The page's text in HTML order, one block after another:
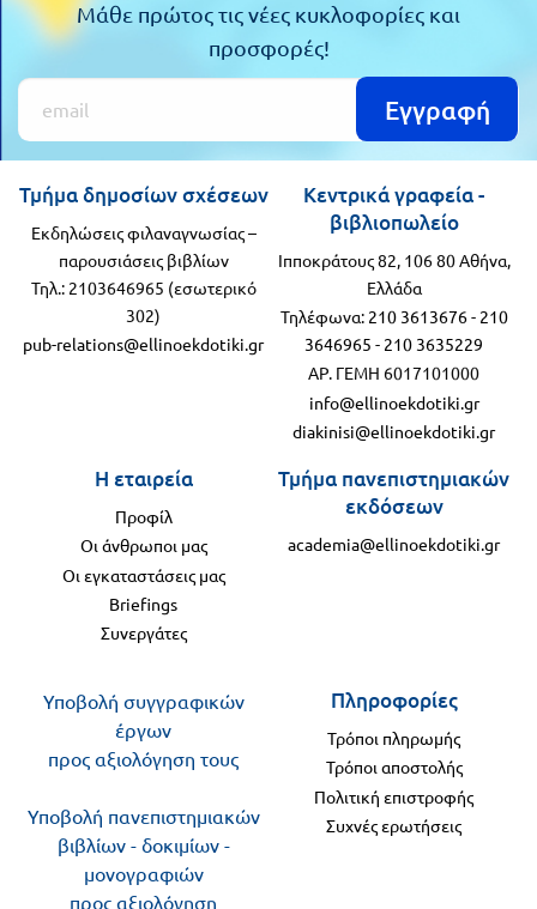
Μάθε πρώτος τις νέες κυκλοφορίες και
προσφορές!
Εγγραφή
Κεντρικά γραφεία -
βιβλιοπωλείο
Ιπποκράτους 82, 106 80 Αθήνα,
Ελλάδα
Τηλέφωνα: 210 3613676- 210
3646965 - 210 3635229
ΑΡ. ΓΕΜΗ 6017101000
info@ellinoekdotiki.gr
diakinisi@ellinoekdotiki.gr
Η εταιρεία
Προφίλ
Οι άνθρωποι μας
Οι εγκαταστάσεις μας
Briefings
Συνεργάτες
Τμήμα δημοσίων σχέσεων
Εκδηλώσεις φιλαναγνωσίας –
παρουσιάσεις βιβλίων
Τηλ.: 2103646965 (εσωτερικό
302)
pub-relations@ellinoekdotiki.gr
Τμήμα πανεπιστημιακών
εκδόσεων
academia@ellinoekdotiki.gr
Πληροφορίες
Τρόποι πληρωμής
Τρόποι αποστολής
Πολιτική επιστροφής
Συχνές ερωτήσεις
Υποβολή συγγραφικών
έργων
προς αξιολόγηση τους
Υποβολή πανεπιστημιακών
βιβλίων - δοκιμίων -
μονογραφιών
προς αξιολόγηση